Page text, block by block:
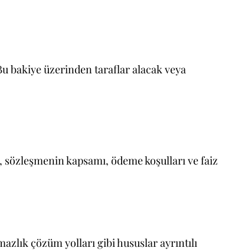
bakiye üzerinden taraflar alacak veya
kapsamı, ödeme koşulları ve faiz
çözüm yolları gibi hususlar ayrıntılı